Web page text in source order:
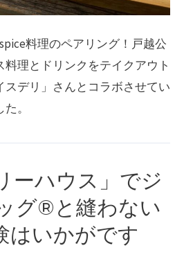
料理のペアリング！戸越公
理とドリンクをテイクアウト
スデリ」さんとコラボさせてい
。
ーハウス」でジ
グ®︎と縫わない
はいかがです